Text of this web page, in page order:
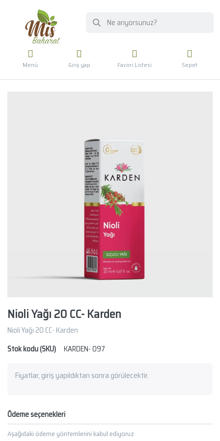
Menü Giriş yap Favori Listesi Sepet
Nioli Yağı 20 CC- Karden
Nioli Yağı 20 CC- Karden
Stok kodu (SKU)
KARDEN- 097
Fiyatlar, giriş yapıldıktan sonra görülecektir.
Ödeme seçenekleri
Aşağıdaki ödeme yöntemlerini kabul ediyoruz